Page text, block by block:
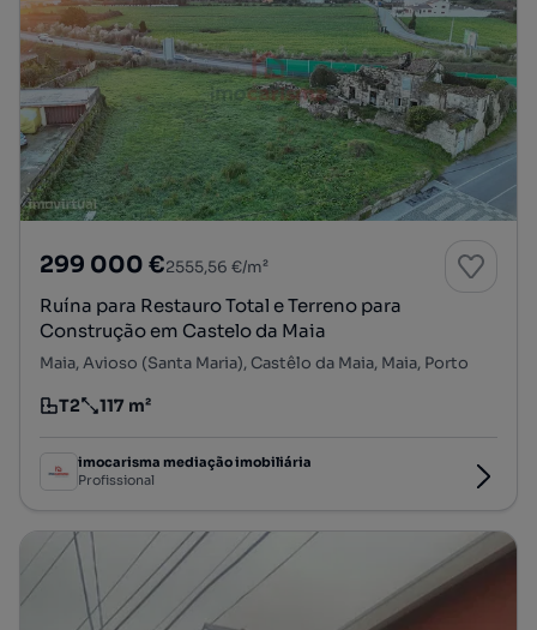
299 000 €2555,56 €/m²
Ruína para Restauro Total e Terreno para
Construção em Castelo da Maia
Maia, Avioso (Santa Maria), Castêlo da Maia, Maia, Porto
Tipologia
T2
Preço por metro quadrado
117 m²
imocarisma mediação imobiliária
Profissional